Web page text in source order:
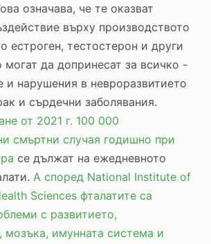
означава, че те оказват
върху производството
естроген, тестостерон и други
да допринесат за всичко -
и нарушения в невроразвитието
и сърдечни заболявания.
от 2021 г. 100 000
смъртни случая годишно при
се дължат на ежедневното
А според National Institute of
Sciences фталатите са
с развитието,
мозъка, имунната система и